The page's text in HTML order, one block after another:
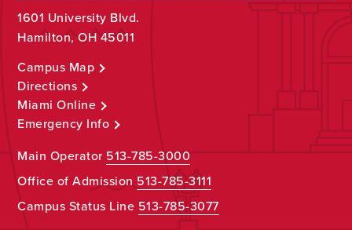
1601 University Blvd.
Hamilton, OH 45011
Campus Map
Directions
Miami Online
Emergency Info
Main Operator 513-785-3000
Office of Admission 513-785-3111
Campus Status Line 513-785-3077